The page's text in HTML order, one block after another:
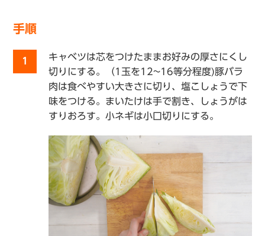
手順
1
キャベツは芯をつけたままお好みの厚さにくし
切りにする。（1玉を12~16等分程度)豚バラ
肉は食べやすい大きさに切り、塩こしょうで下
味をつける。まいたけは手で割き、しょうがは
すりおろす。小ネギは小口切りにする。